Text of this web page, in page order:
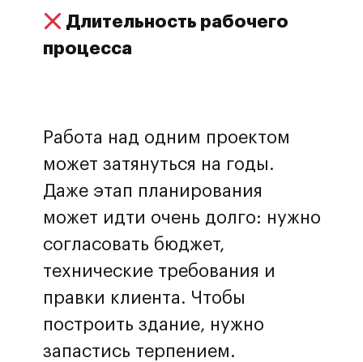
Длительность рабочего
процесса
Работа над одним проектом
может затянуться на годы.
Даже этап планирования
может идти очень долго: нужно
согласовать бюджет,
технические требования и
правки клиента. Чтобы
построить здание, нужно
запастись терпением.